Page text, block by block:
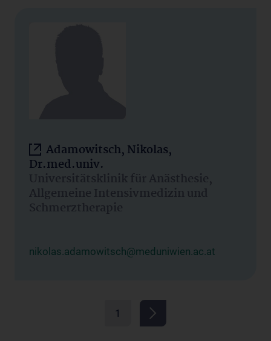
Adamowitsch, Nikolas,
Dr.med.univ.
Universitätsklinik für Anästhesie,
Allgemeine Intensivmedizin und
Schmerztherapie
nikolas.adamowitsch@meduniwien.ac.at
1